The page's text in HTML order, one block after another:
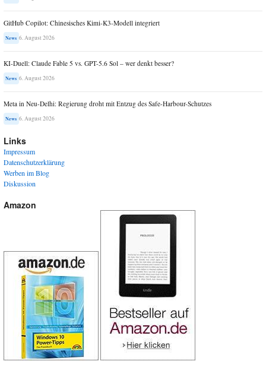
GitHub Copilot: Chinesisches Kimi-K3-Modell integriert
News 6. August 2026
KI-Duell: Claude Fable 5 vs. GPT-5.6 Sol – wer denkt besser?
News 6. August 2026
Meta in Neu-Delhi: Regierung droht mit Entzug des Safe-Harbour-Schutzes
News 6. August 2026
Links
Impressum
Datenschutzerklärung
Werben im Blog
Diskussion
Amazon